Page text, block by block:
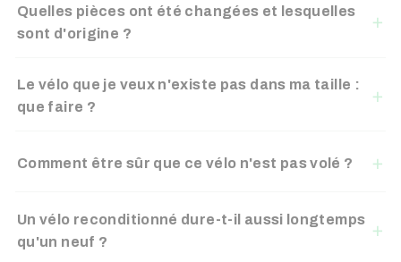
Quelles pièces ont été changées et lesquelles
sont d'origine ?
Le vélo que je veux n'existe pas dans ma taille :
que faire ?
Comment être sûr que ce vélo n'est pas volé ?
Un vélo reconditionné dure-t-il aussi longtemps
qu'un neuf ?